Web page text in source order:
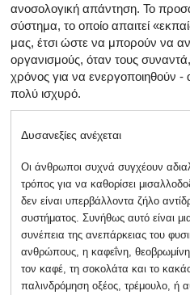
ανοσολογική απάντηση. Το
σύστημα, το οποίο απαιτεί
μας, έτσι ώστε να μπορούν να
οργανισμούς, όταν τους
χρόνος για να ενεργοποιηθούν -
πολύ ισχυρό.
Δυσανεξίες ανέχεται
Οι άνθρωποι συχνά συγχέουν
τρόπος για να καθορίσει
δεν είναι υπερβάλλοντα ζήλο
συστήματος. Συνήθως αυτό είναι
συνέπεια της ανεπάρκειας του
ανθρώπους, η καφεΐνη,
τον καφέ, τη σοκολάτα και το
παλινδρόμηση οξέος, τρέμουλο, ή